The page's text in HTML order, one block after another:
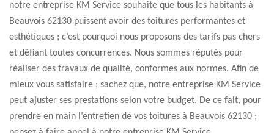
notre entreprise KM Service souhaite que tous les habitants à
Beauvois 62130 puissent avoir des toitures performantes et
esthétiques ; c’est pourquoi nous proposons des tarifs pas chers
et défiant toutes concurrences. Nous sommes réputés pour
réaliser des travaux de qualité, conformes aux normes. Afin de
mieux vous satisfaire ; sachez que, notre entreprise KM Service
peut ajuster ses prestations selon votre budget. De ce fait, pour
prendre en main l’entretien de vos toitures à Beauvois 62130 ;